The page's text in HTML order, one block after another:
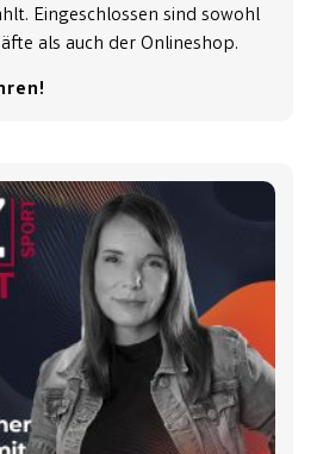
Eingeschlossen sind sowohl
als auch der Onlineshop.